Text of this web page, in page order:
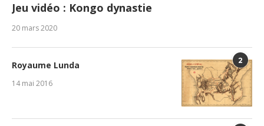
Jeu vidéo : Kongo dynastie
20 mars 2020
2
Royaume Lunda
14 mai 2016